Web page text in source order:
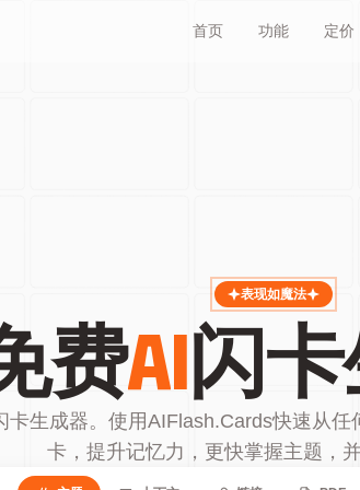
首页 功能 定价
表现如魔法
费AI闪
卡生成器。使用AIFlash.Cards快速从任
卡，提升记忆力，更快掌握主题，